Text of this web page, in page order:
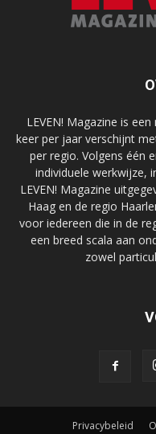
LEVEN! Magazine is
keer per jaar verschijnt
per regio. Volgens één
individuele werkwijze,
LEVEN! Magazine
Haag en de regio
voor iedereen die in de
een breed scala aan
zowel
Privacybeleid